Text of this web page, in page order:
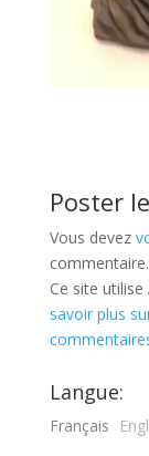
Poster
Vous devez
commentaire.
Ce site
savoir plus
Langue:
Français